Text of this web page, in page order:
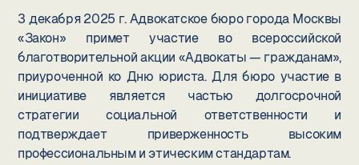
3 декабря 2025 г. Адвокатское бюро города Москвы
«Закон» примет участие во всероссийской
благотворительной акции «Адвокаты — гражданам»,
приуроченной ко Дню юриста. Для бюро участие в
инициативе является частью долгосрочной
стратегии социальной ответственности и
подтверждает приверженность высоким
профессиональным и этическим стандартам.